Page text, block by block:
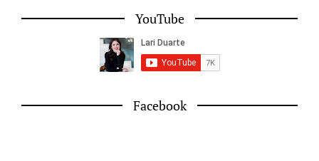
YouTube
Facebook